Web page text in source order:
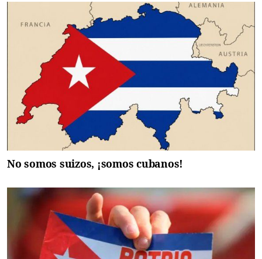
No somos suizos, ¡somos cubanos!